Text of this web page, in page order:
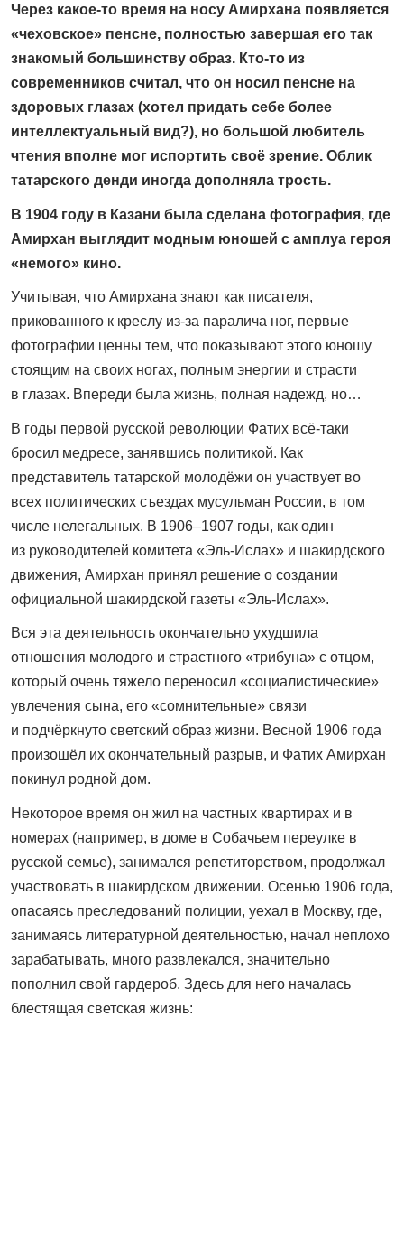
Через какое-то время на носу Амирхана появляется
«чеховское» пенсне, полностью завершая его так
знакомый большинству образ. Кто-то из
современников считал, что он носил пенсне на
здоровых глазах (хотел придать себе более
интеллектуальный вид?), но большой любитель
чтения вполне мог испортить своё зрение. Облик
татарского денди иногда дополняла трость.
В 1904 году в Казани была сделана фотография, где
Амирхан выглядит модным юношей с амплуа героя
«немого» кино.
Учитывая, что Амирхана знают как писателя,
прикованного к креслу из-за паралича ног, первые
фотографии ценны тем, что показывают этого юношу
стоящим на своих ногах, полным энергии и страсти
в глазах. Впереди была жизнь, полная надежд, но…
В годы первой русской революции Фатих всё‑таки
бросил медресе, занявшись политикой. Как
представитель татарской молодёжи он участвует во
всех политических съездах мусульман России, в том
числе нелегальных. В 1906–1907 годы, как один
из руководителей комитета «Эль-Ислах» и шакирдского
движения, Амирхан принял решение о создании
официальной шакирдской газеты «Эль-Ислах».
Вся эта деятельность окончательно ухудшила
отношения молодого и страстного «трибуна» с отцом,
который очень тяжело переносил «социалистические»
увлечения сына, его «сомнительные» связи
и подчёркнуто светский образ жизни. Весной 1906 года
произошёл их окончательный разрыв, и Фатих Амирхан
покинул родной дом.
Некоторое время он жил на частных квартирах и в
номерах (например, в доме в Собачьем переулке в
русской семье), занимался репетиторством, продолжал
участвовать в шакирдском движении. Осенью 1906 года,
опасаясь преследований полиции, уехал в Москву, где,
занимаясь литературной деятельностью, начал неплохо
зарабатывать, много развлекался, значительно
пополнил свой гардероб. Здесь для него началась
блестящая светская жизнь: